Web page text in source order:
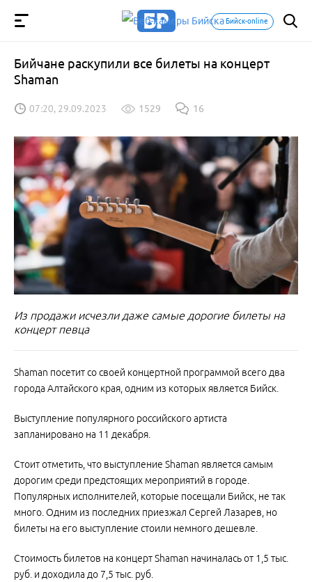
Бийск-online
Бийчане раскупили все билеты на концерт
Shaman
07:20, 29.09.2023 1529 16
Из продажи исчезли даже самые дорогие билеты на
концерт певца
Shaman посетит со своей концертной программой всего два
города Алтайского края, одним из которых является Бийск.
Выступление популярного российского артиста
запланировано на 11 декабря.
Стоит отметить, что выступление Shaman является самым
дорогим среди предстоящих мероприятий в городе.
Популярных исполнителей, которые посещали Бийск, не так
много. Одним из последних приезжал Сергей Лазарев, но
билеты на его выступление стоили немного дешевле.
Стоимость билетов на концерт Shaman начиналась от 1,5 тыс.
руб. и доходила до 7,5 тыс. руб.